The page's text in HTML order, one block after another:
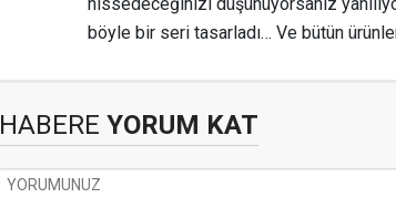
böyle bir seri tasarladı… Ve bütün
HABERE YORUM KAT